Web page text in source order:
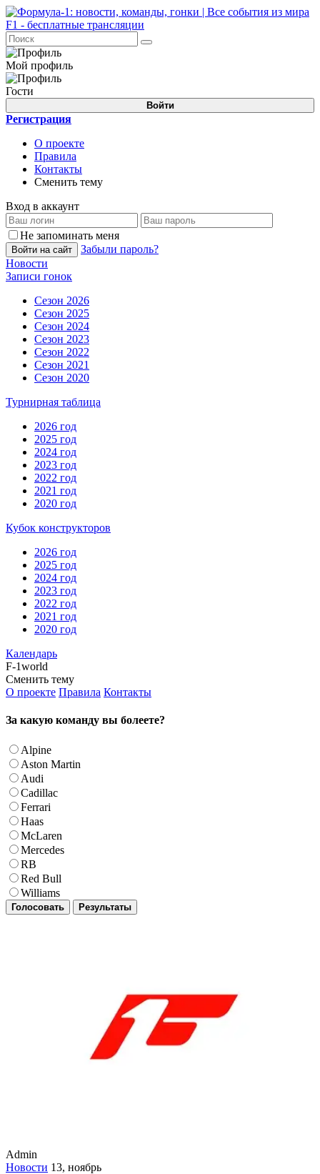
Мой профиль
Гости
Войти
Регистрация
О проекте
Правила
Контакты
Сменить тему
Вход в аккаунт
Не запоминать меня
Войти на сайт
Забыли пароль?
Новости
Записи гонок
Сезон 2026
Сезон 2025
Сезон 2024
Сезон 2023
Сезон 2022
Сезон 2021
Сезон 2020
Турнирная таблица
2026 год
2025 год
2024 год
2023 год
2022 год
2021 год
2020 год
Кубок конструкторов
2026 год
2025 год
2024 год
2023 год
2022 год
2021 год
2020 год
Календарь
F-1world
Сменить тему
О проекте Правила Контакты
За какую команду вы болеете?
Alpine
Aston Martin
Audi
Cadillac
Ferrari
Haas
McLaren
Mercedes
RB
Red Bull
Williams
Голосовать Результаты
Admin
Новости 13, ноябрь